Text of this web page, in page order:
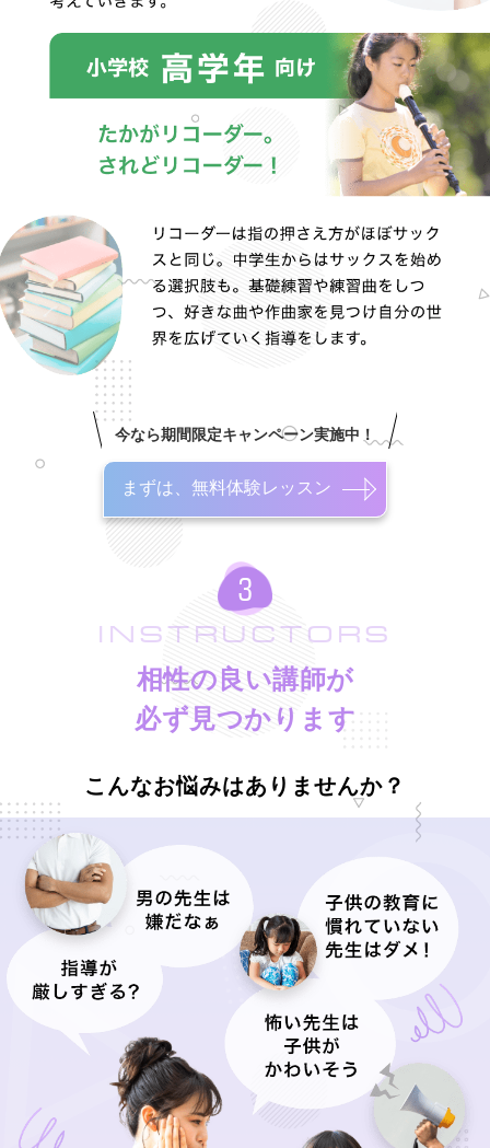
今なら期間限定キャンペーン実施中！
まずは、無料体験レッスン
INSTRUCTORS
相性の良い講師が
必ず見つかります
こんなお悩みはありませんか？